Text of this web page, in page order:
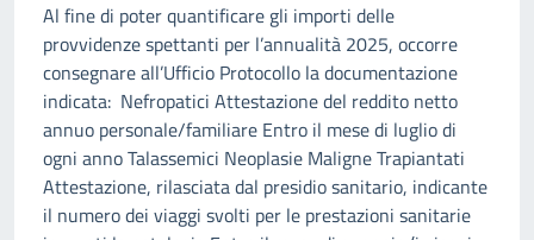
Al fine di poter quantificare gli importi delle
provvidenze spettanti per l’annualità 2025, occorre
consegnare all’Ufficio Protocollo la documentazione
indicata: Nefropatici Attestazione del reddito netto
annuo personale/familiare Entro il mese di luglio di
ogni anno Talassemici Neoplasie Maligne Trapiantati
Attestazione, rilasciata dal presidio sanitario, indicante
il numero dei viaggi svolti per le prestazioni sanitarie